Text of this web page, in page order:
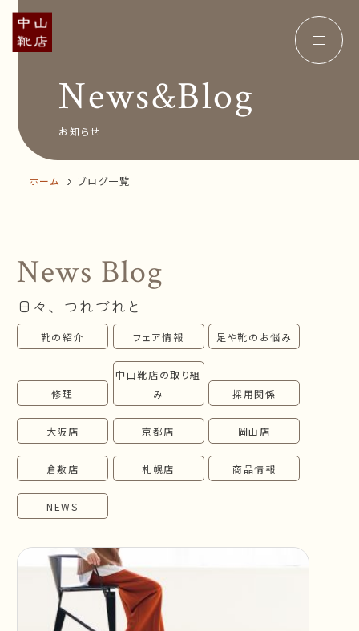
Concept コンセプト
Insole オーダー中敷き
News&Blog
Company
オンラインショップ
お問い合わせ
follow us!
News&Blog
お知らせ
ホーム ブログ一覧
News Blog
日々、つれづれと
靴の紹介 フェア情報 足や靴のお悩み
修理
中山靴店の取り組
み
採用関係
大阪店 京都店 岡山店
倉敷店 札幌店 商品情報
NEWS